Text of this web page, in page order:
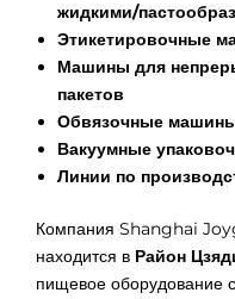
жидкими/
Этикетировочные
Машины для
пакетов
Обвязочные
Вакуумные
Линии по
Компания Shanghai
находится в Район
пищевое оборудование